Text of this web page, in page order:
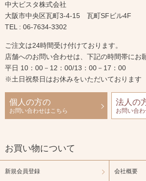
中大ビスタ株式会社
大阪市中央区瓦町3-4-15 瓦町SFビル4F
TEL : 06-7634-3302
ご注文は24時間受け付けております。
店舗へのお問い合わせは、下記の時間帯にお
平日 10：00－12：00/13：00－17：00
※土日祝祭日はお休みをいただいております
個人の方の
お問い合わせはこちら
法人の
お問い合
お買い物について
新規会員登録 会社概要